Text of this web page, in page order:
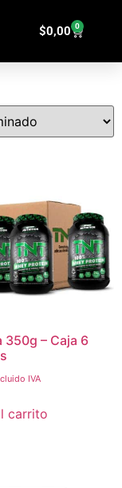
$0,00 0
350g – Caja 6
IVA
carrito